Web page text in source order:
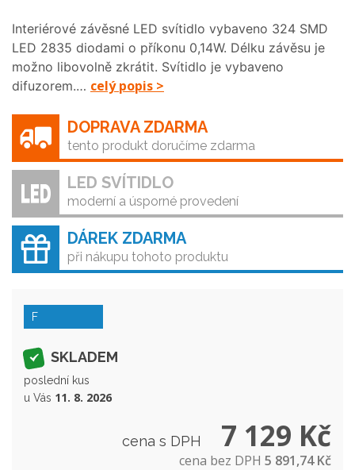
Interiérové závěsné LED svítidlo vybaveno 324 SMD
LED 2835 diodami o příkonu 0,14W. Délku závěsu je
možno libovolně zkrátit. Svítidlo je vybaveno
difuzorem.… celý popis >
DOPRAVA ZDARMA
tento produkt doručíme zdarma
LED SVÍTIDLO
moderní a úsporné provedení
DÁREK ZDARMA
při nákupu tohoto produktu
F
SKLADEM
poslední kus
u Vás 11. 8. 2026
cena s DPH 7 129 Kč
cena bez DPH 5 891,74 Kč